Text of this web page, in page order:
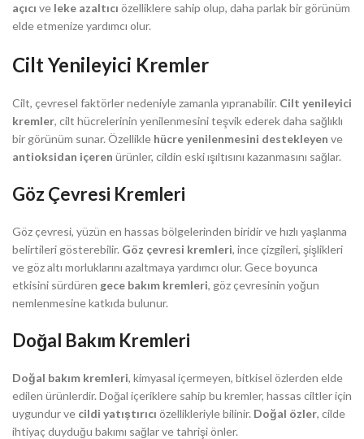
açıcı ve leke azaltıcı özelliklere sahip olup, daha parlak bir görünüm
elde etmenize yardımcı olur.
Cilt Yenileyici Kremler
Cilt, çevresel faktörler nedeniyle zamanla yıpranabilir. Cilt yenileyici
kremler, cilt hücrelerinin yenilenmesini teşvik ederek daha sağlıklı
bir görünüm sunar. Özellikle hücre yenilenmesini destekleyen ve
antioksidan içeren ürünler, cildin eski ışıltısını kazanmasını sağlar.
Göz Çevresi Kremleri
Göz çevresi, yüzün en hassas bölgelerinden biridir ve hızlı yaşlanma
belirtileri gösterebilir. Göz çevresi kremleri, ince çizgileri, şişlikleri
ve göz altı morluklarını azaltmaya yardımcı olur. Gece boyunca
etkisini sürdüren gece bakım kremleri, göz çevresinin yoğun
nemlenmesine katkıda bulunur.
Doğal Bakım Kremleri
Doğal bakım kremleri, kimyasal içermeyen, bitkisel özlerden elde
edilen ürünlerdir. Doğal içeriklere sahip bu kremler, hassas ciltler için
uygundur ve cildi yatıştırıcı özellikleriyle bilinir. Doğal özler, cilde
ihtiyaç duyduğu bakımı sağlar ve tahrişi önler.